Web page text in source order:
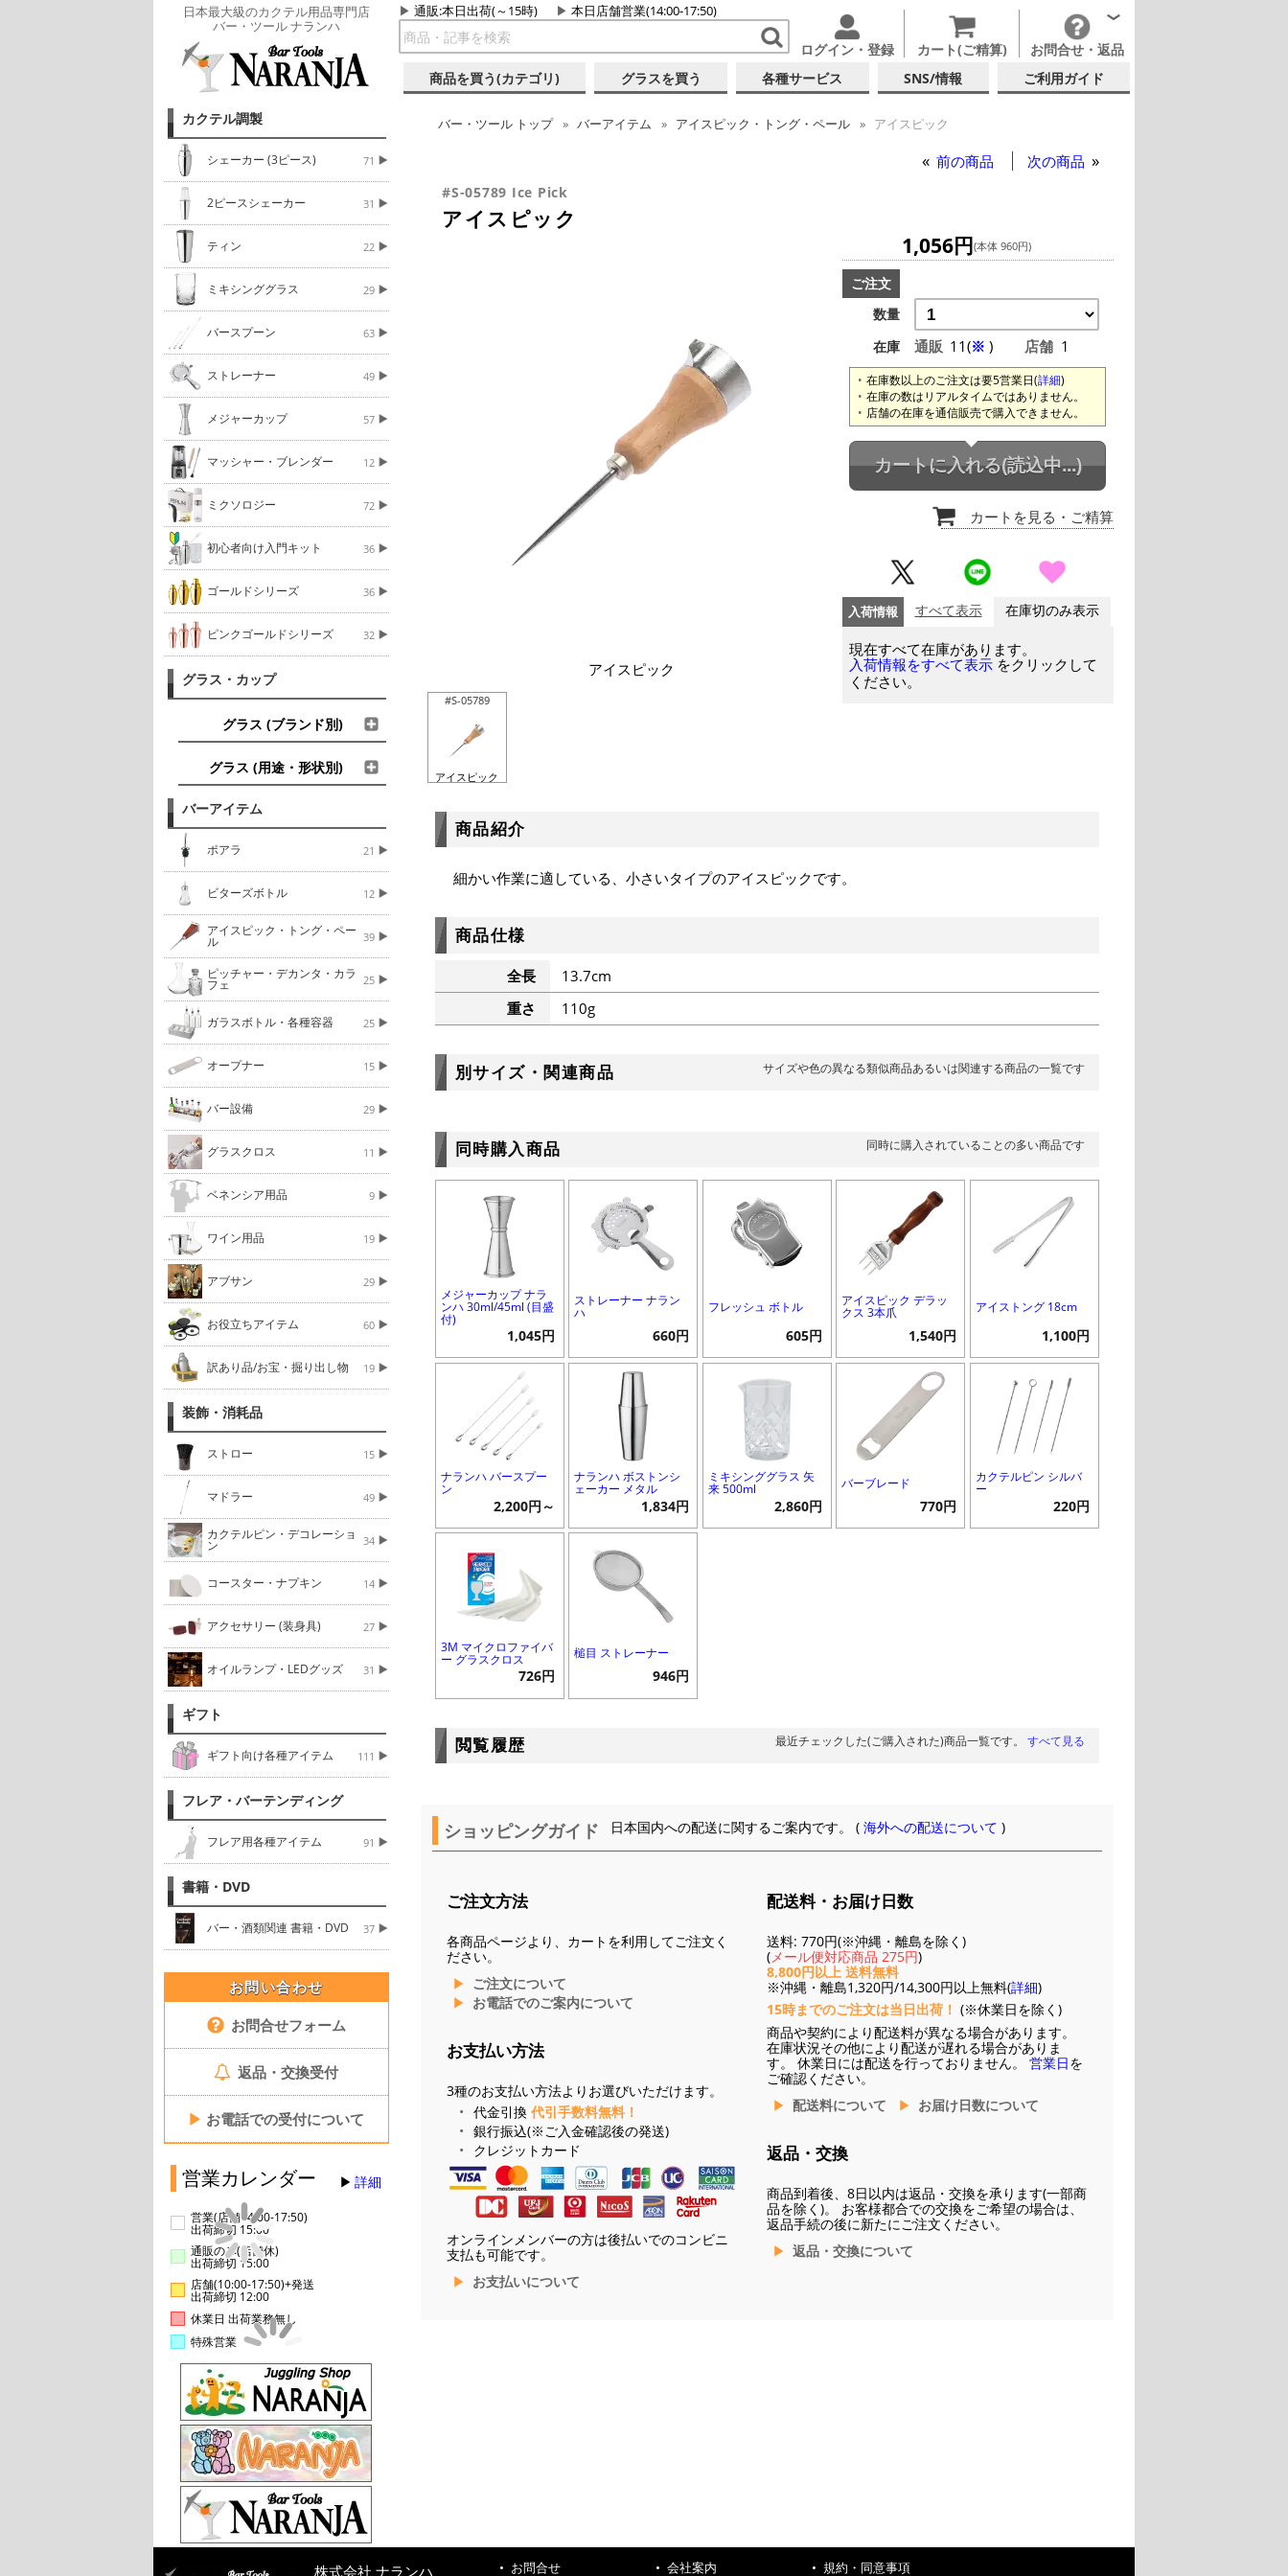
日本最大級のカクテル用品専門店
バー・ツール ナランハ
通販:本日出荷(～15時) 本日店舗営業(14:00-17:50)
ログイン・登録 カート(ご精算) お問合せ・返品
商品を買う(カテゴリ) グラスを買う 各種サービス SNS/情報 ご利用ガイド
カクテル調製
シェーカー (3ピース) 71
2ピースシェーカー 31
ティン 22
ミキシンググラス 29
バースプーン 63
ストレーナー 49
メジャーカップ 57
マッシャー・ブレンダー 12
ミクソロジー 72
初心者向け入門キット 36
ゴールドシリーズ 36
ピンクゴールドシリーズ 32
グラス・カップ
グラス (ブランド別)
グラス (用途・形状別)
バーアイテム
ポアラ 21
ビターズボトル 12
アイスピック・トング・ペー
ル 39
ピッチャー・デカンタ・カラ
フェ 25
ガラスボトル・各種容器 25
オープナー 15
バー設備 29
グラスクロス 11
ベネンシア用品 9
ワイン用品 19
アブサン 29
お役立ちアイテム 60
訳あり品/お宝・掘り出し物 19
装飾・消耗品
ストロー 15
マドラー 49
カクテルピン・デコレーショ
ン 34
コースター・ナプキン 14
アクセサリー (装身具) 27
オイルランプ・LEDグッズ 31
ギフト
ギフト向け各種アイテム 111
フレア・バーテンディング
フレア用各種アイテム 91
書籍・DVD
バー・酒類関連 書籍・DVD 37
お問い合わせ
お問合せフォーム
返品・交換受付
▶ お電話での受付について
営業カレンダー 詳細
営業(店舗14:00-17:50)
出荷締切 15:00
通販のみ(店舗休)
出荷締切 15:00
店舗(10:00-17:50)+発送
出荷締切 12:00
休業日 出荷業務無し
特殊営業
バー・ツール トップ バーアイテム アイスピック・トング・ペール アイスピック
前の商品 次の商品
#S-05789 Ice Pick
アイスピック
アイスピック
#S-05789
アイスピック
1,056円(本体 960円)
ご注文
数量
在庫
通販 11(※ ) 店舗 1
在庫数以上のご注文は要5営業日(詳細)
在庫の数はリアルタイムではありません。
店舗の在庫を通信販売で購入できません。
カートに入れる(読込中...)
カートを見る ・ご精算
入荷情報 すべて表示 在庫切のみ表示
現在すべて在庫があります。
入荷情報をすべて表示 をクリックして
ください。
商品紹介
細かい作業に適している、小さいタイプのアイスピックです。
商品仕様
全長
13.7cm
重さ
110g
別サイズ・関連商品 サイズや色の異なる類似商品あるいは関連する商品の一覧です
同時購入商品 同時に購入されていることの多い商品です
メジャーカップ ナラ
ンハ 30ml/45ml (目盛
付)
1,045円
ストレーナー ナラン
ハ
660円
フレッシュ ボトル
605円
アイスピック デラッ
クス 3本爪
1,540円
アイストング 18cm
1,100円
ナランハ バースプー
ン
2,200円～
ナランハ ボストンシ
ェーカー メタル
1,834円
ミキシンググラス 矢
来 500ml
2,860円
バーブレード
770円
カクテルピン シルバ
ー
220円
3M マイクロファイバ
ー グラスクロス
726円
槌目 ストレーナー
946円
閲覧履歴 最近チェックした(ご購入された)商品一覧です。 すべて見る
ショッピングガイド 日本国内への配送に関するご案内です。 (海外への配送について )
ご注文方法
各商品ページより、カートを利用してご注文く
ださい。
ご注文について
お電話でのご案内について
お支払い方法
3種のお支払い方法よりお選びいただけます。
代金引換 代引手数料無料！
銀行振込(※ご入金確認後の発送)
クレジットカード
オンラインメンバーの方は後払いでのコンビニ
支払も可能です。
お支払いについて
配送料・お届け日数
送料: 770円(※沖縄・離島を除く)
( メール便対応商品 275円)
8,800円以上 送料無料
※沖縄・離島1,320円/14,300円以上無料(詳細)
15時までのご注文は当日出荷！ (※休業日を除く)
商品や契約により配送料が異なる場合があります。
在庫状況その他により配送が遅れる場合がありま
す。 休業日には配送を行っておりません。 営業日を
ご確認ください。
配送料について
お届け日数について
返品・交換
商品到着後、8日以内は返品・交換を承ります(一部商
品を除く)。 お客様都合での交換をご希望の場合は、
返品手続の後に新たにご注文ください。
返品・交換について
株式会社 ナランハ お問合せ 会社案内 規約・同意事項